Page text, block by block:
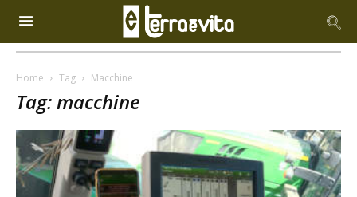
Home Tag Macchine
Tag: macchine